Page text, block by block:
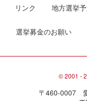
リンク 地方選挙
選挙募金のお願い
© 2001 -
〒460-0007